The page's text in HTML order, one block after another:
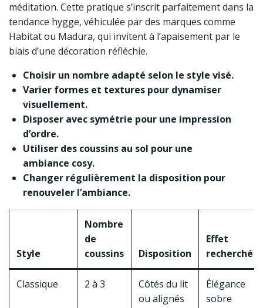
méditation. Cette pratique s’inscrit parfaitement dans la
tendance hygge, véhiculée par des marques comme
Habitat ou Madura, qui invitent à l’apaisement par le
biais d’une décoration réfléchie.
Choisir un nombre adapté selon le style visé.
Varier formes et textures pour dynamiser
visuellement.
Disposer avec symétrie pour une impression
d’ordre.
Utiliser des coussins au sol pour une
ambiance cosy.
Changer régulièrement la disposition pour
renouveler l’ambiance.
Style
Nombre
de
coussins
Disposition
Effet
recherché
Classique 2 à 3
Côtés du lit
ou alignés
Élégance
sobre